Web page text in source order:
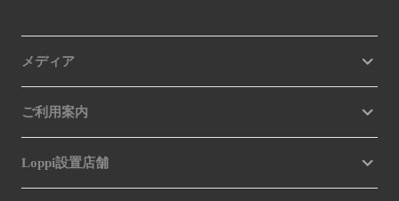
メディア
ご利用案内
Loppi設置店舗